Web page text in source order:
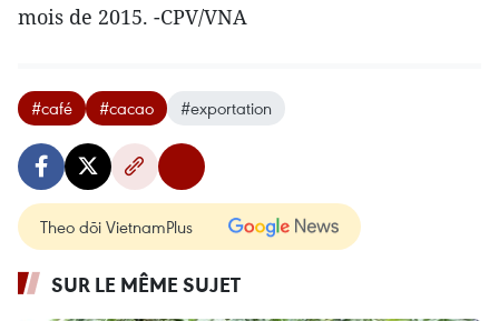
mois de 2015. -CPV/VNA
#café #cacao #exportation
Theo dõi VietnamPlus
SUR LE MÊME SUJET